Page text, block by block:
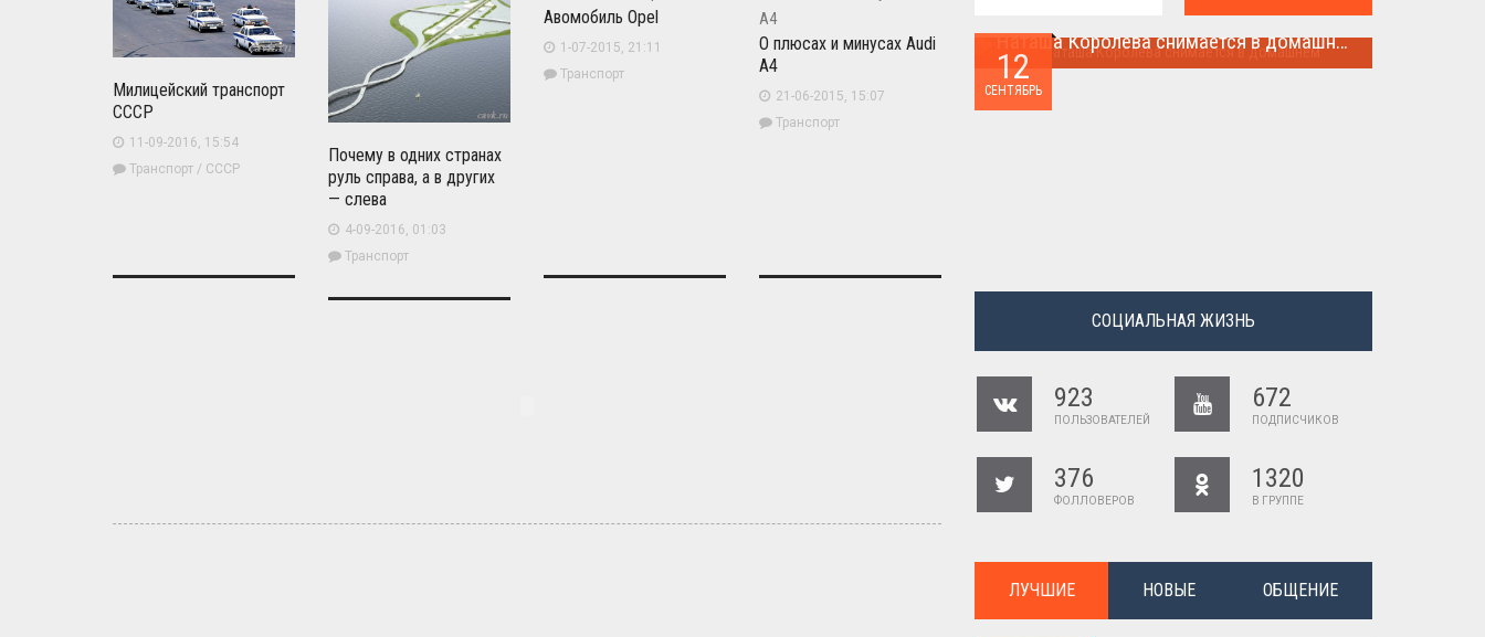
Милицейский транспорт
СССР
11-09-2016, 15:54
Транспорт / СССР
Почему в одних странах
руль справа, а в других
— слева
4-09-2016, 01:03
Транспорт
Авомобиль Opel
1-07-2015, 21:11
Транспорт
О плюсах и минусах Audi
A4
21-06-2015, 15:07
Транспорт
12
СЕНТЯБРЬ
Наташа Королева снимается в домашнем
Наташа Королева снимается в домашнем ...
СОЦИАЛЬНАЯ ЖИЗНЬ
923
ПОЛЬЗОВАТЕЛЕЙ
672
ПОДПИСЧИКОВ
376
ФОЛЛОВЕРОВ
1320
В ГРУППЕ
ЛУЧШИЕ НОВЫЕ ОБЩЕНИЕ